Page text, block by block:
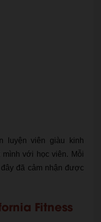
luyện viên giàu kinh
mình với học viên. Mỗi
đã cảm nhận được
Fitness